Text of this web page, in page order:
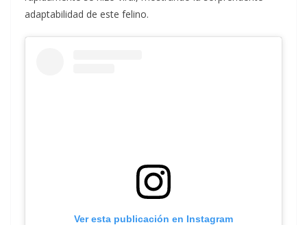
adaptabilidad de este felino.
Ver esta publicación en Instagram